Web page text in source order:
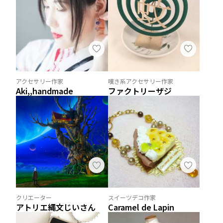
アクセサリー作家
Aki,,handmade
嘆き系アクセサリー作家
ファクトリーザジ
クリエーター
アトリエ縄文じいさん
スイーツデコ作家
Caramel de Lapin